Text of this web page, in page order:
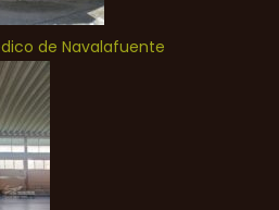
de Navalafuente